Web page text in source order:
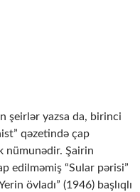
şeirlər yazsa da, birinci
qəzetində çap
nümunədir. Şairin
edilməmiş “Sular pərisi”
övladı” (1946) başlıqlı